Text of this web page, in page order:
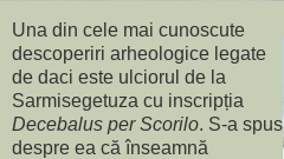
Una din cele mai cunoscute
descoperiri arheologice legate
de daci este ulciorul de la
Sarmisegetuza cu inscripția
Decebalus per Scorilo. S-a spus
despre ea că înseamnă